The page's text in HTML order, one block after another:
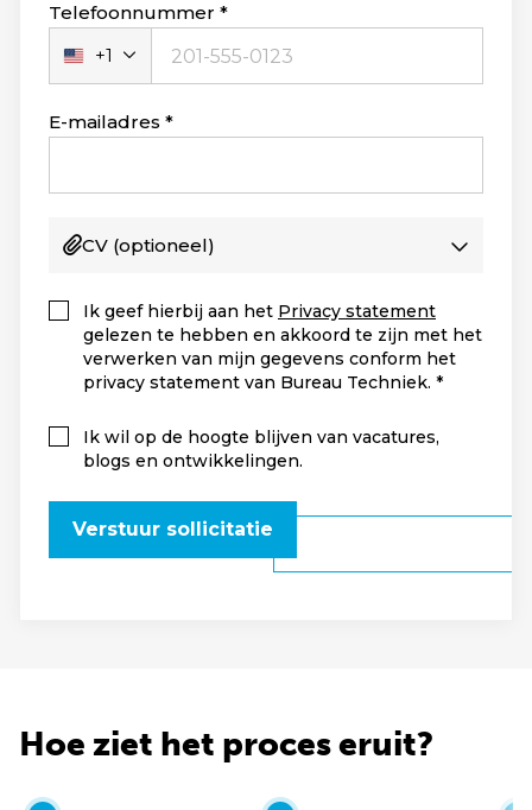
Telefoonnummer
Verenigde
Staten
+1
+1
E-mailadres
CV (optioneel)
Ik geef hierbij aan het Privacy statement
gelezen te hebben en akkoord te zijn met het
verwerken van mijn gegevens conform het
privacy statement van Bureau Techniek.
Ik wil op de hoogte blijven van vacatures,
blogs en ontwikkelingen.
Verstuur sollicitatie
Hoe ziet het proces eruit?